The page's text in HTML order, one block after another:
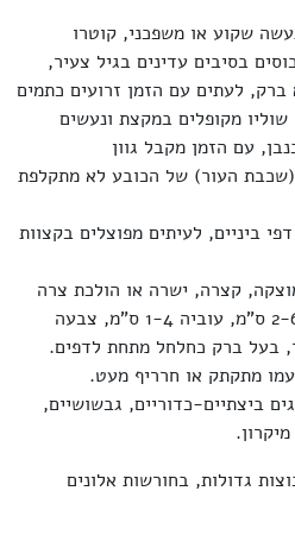
שקוע או משפכני, קוטרו
בסיבים עדינים בגיל צעיר,
לעתים עם הזמן זרועים כתמים
מקופלים במקצת ונעשים
עם הזמן מקבל גוון
העור) של הכובע לא מתקלפת
ביניים, לעיתים מפוצלים בקצוות
קצרה, ישרה או הולכת צרה
במקצת לעבר הבסיס, גובהה 2-6 ס"מ, עוביה 1-4 ס"מ, צבעה
בעל ברק כחלחל מתחת לדפים.
מתקתק או חרריף מעט.
ביצתיים-כדוריים, גבשושיים,
גדולות, בחורשות אלונים